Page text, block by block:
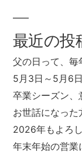
ナ
ビ
ゲ
ー
シ
最近の投
父の日って、毎
5月3日～5月6
卒業シーズン
お世話になっ
2026年もよろ
年末年始の営業